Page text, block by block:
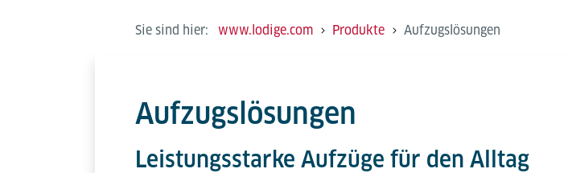
Sie sind hier: www.lodige.com Produkte Aufzugslösungen
Aufzugslösungen
Leistungsstarke Aufzüge für den Alltag